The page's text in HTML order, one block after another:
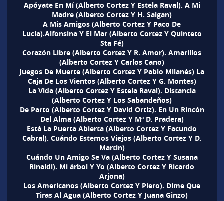
Apóyate En Mí (Alberto Cortez Y Estela Raval). A Mi
Madre (Alberto Cortez Y H. Salgan)
A Mis Amigos (Alberto Cortez Y Paco De
Lucía).Alfonsina Y El Mar (Alberto Cortez Y Quinteto
Sta Fé)
Corazón Libre (Alberto Cortez Y R. Amor). Amarillos
(Alberto Cortez Y Carlos Cano)
Juegos De Muerte (Alberto Cortez Y Pablo Milanés) La
Caja De Los Vientos (Alberto Cortez Y G. Montes)
La Vida (Alberto Cortez Y Estela Raval). Distancia
(Alberto Cortez Y Los Sabandeños)
De Parto (Alberto Cortez Y David Ortiz). En Un Rincón
Del Alma (Alberto Cortez Y Mª D. Pradera)
Está La Puerta Abierta (Alberto Cortez Y Facundo
Cabral). Cuándo Estemos Viejos (Alberto Cortez Y D.
Martin)
Cuándo Un Amigo Se Va (Alberto Cortez Y Susana
Rinaldi). Mi árbol Y Yo (Alberto Cortez Y Ricardo
Arjona)
Los Americanos (Alberto Cortez Y Piero). Dime Que
Tiras Al Agua (Alberto Cortez Y Juana Ginzo)